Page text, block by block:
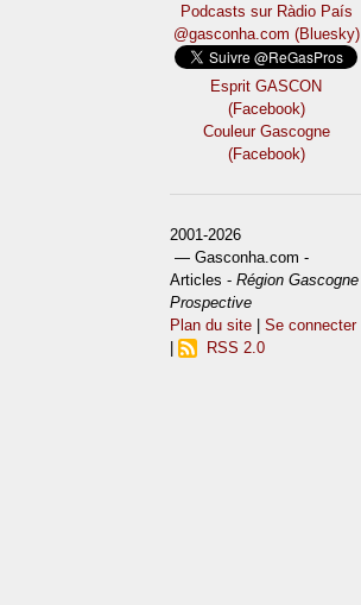
Podcasts sur Ràdio País
@gasconha.com (Bluesky)
Esprit GASCON
(Facebook)
Couleur Gascogne
(Facebook)
2001-2026
— Gasconha.com -
Articles -Région Gascogne
Prospective
Plan du site |Se connecter
RSS 2.0